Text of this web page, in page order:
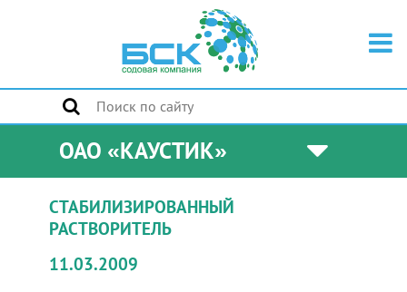
ОАО «КАУСТИК»
СТАБИЛИЗИРОВАННЫЙ
РАСТВОРИТЕЛЬ
11.03.2009